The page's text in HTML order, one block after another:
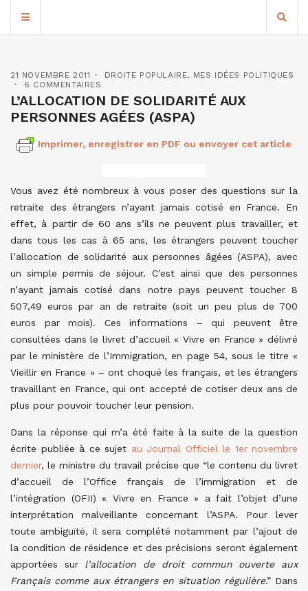
21 NOVEMBRE 2011 DROITE POPULAIRE, MES IDÉES POLITIQUES
6 COMMENTAIRES
L’ALLOCATION DE SOLIDARITÉ AUX
PERSONNES AGÉES (ASPA)
Imprimer, enregistrer en PDF ou envoyer cet article
Vous avez été nombreux à vous poser des questions sur la
retraite des étrangers n’ayant jamais cotisé en France. En
effet, à partir de 60 ans s’ils ne peuvent plus travailler, et
dans tous les cas à 65 ans, les étrangers peuvent toucher
l’allocation de solidarité aux personnes âgées (ASPA), avec
un simple permis de séjour. C’est ainsi que des personnes
n’ayant jamais cotisé dans notre pays peuvent toucher 8
507,49 euros par an de retraite (soit un peu plus de 700
euros par mois). Ces informations – qui peuvent être
consultées dans le livret d’accueil « Vivre en France » délivré
par le ministère de l’Immigration, en page 54, sous le titre «
Vieillir en France » – ont choqué les français, et les étrangers
travaillant en France, qui ont accepté de cotiser deux ans de
plus pour pouvoir toucher leur pension.
Dans la réponse qui m’a été faite à la suite de la question
écrite publiée à ce sujet au Journal Officiel le 1er novembre
dernier, le ministre du travail précise que “le contenu du livret
d’accueil de l’Office français de l’immigration et de
l’intégration (OFII) « Vivre en France » a fait l’objet d’une
interprétation malveillante concernant l’ASPA. Pour lever
toute ambiguïté, il sera complété notamment par l’ajout de
la condition de résidence et des précisions seront également
apportées sur l’allocation de droit commun ouverte aux
Français comme aux étrangers en situation régulière.” Dans